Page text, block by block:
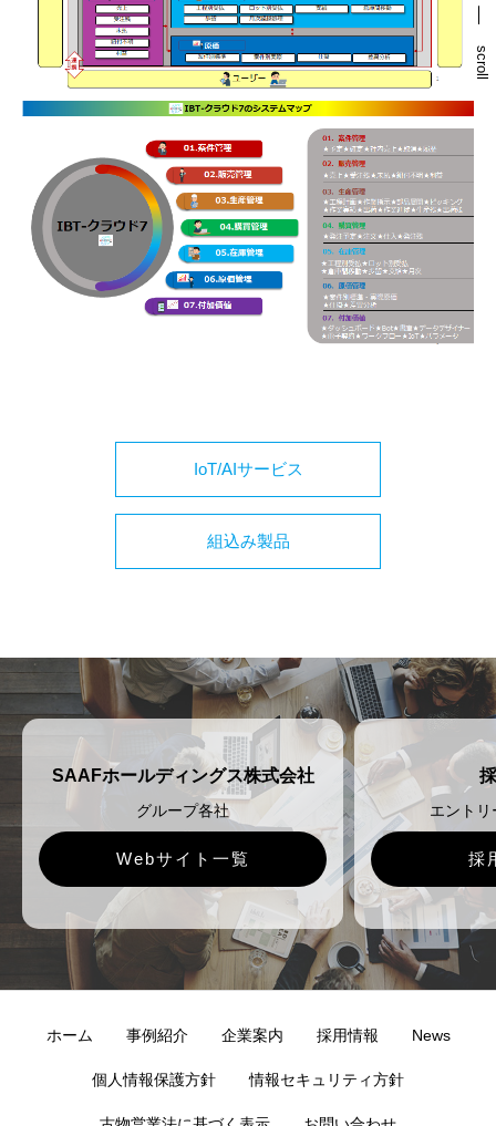
scroll
IoT/AIサービス
組込み製品
SAAFホールディングス株式会社
グループ各社
Webサイト一覧
エント
採
ホーム 事例紹介 企業案内 採用情報 News
個人情報保護方針 情報セキュリティ方針